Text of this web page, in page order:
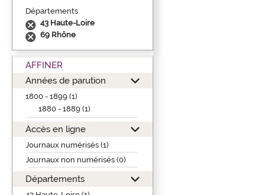
Départements
43 Haute-Loire
69 Rhône
AFFINER
Années de parution
1800 - 1899 (1)
1880 - 1889 (1)
Accès en ligne
Journaux numérisés (1)
Journaux non numérisés (0)
Départements